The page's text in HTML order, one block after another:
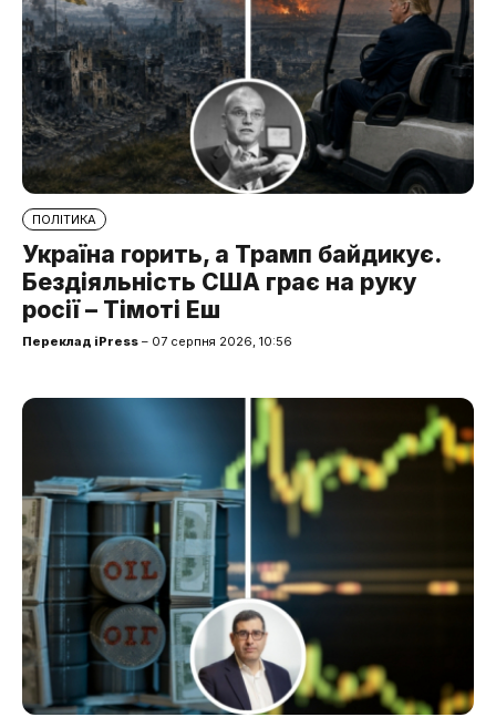
ПОЛІТИКА
Україна горить, а Трамп байдикує.
Бездіяльність США грає на руку
росії – Тімоті Еш
Переклад iPress – 07 серпня 2026, 10:56